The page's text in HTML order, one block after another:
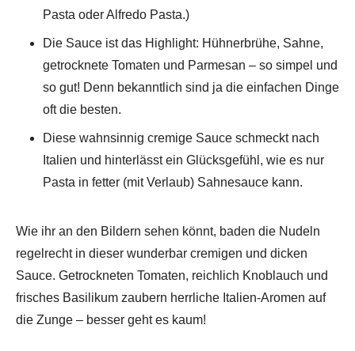
Pasta oder Alfredo Pasta.)
Die Sauce ist das Highlight: Hühnerbrühe, Sahne,
getrocknete Tomaten und Parmesan – so simpel und
so gut! Denn bekanntlich sind ja die einfachen Dinge
oft die besten.
Diese wahnsinnig cremige Sauce schmeckt nach
Italien und hinterlässt ein Glücksgefühl, wie es nur
Pasta in fetter (mit Verlaub) Sahnesauce kann.
Wie ihr an den Bildern sehen könnt, baden die Nudeln
regelrecht in dieser wunderbar cremigen und dicken
Sauce. Getrockneten Tomaten, reichlich Knoblauch und
frisches Basilikum zaubern herrliche Italien-Aromen auf
die Zunge – besser geht es kaum!